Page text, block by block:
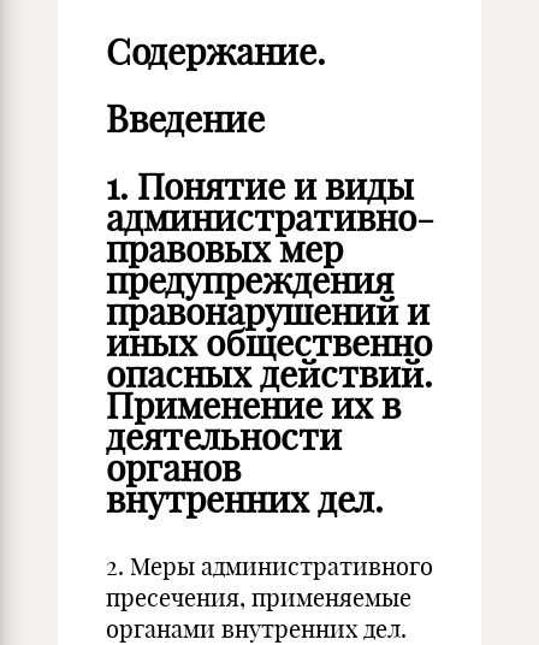
Содержание.
Введение
1. Понятие и виды
административно-
правовых мер
предупреждения
правонарушений и
иных общественно
опасных действий.
Применение их в
деятельности
органов
внутренних дел.
2. Меры административного
пресечения, применяемые
органами внутренних дел.